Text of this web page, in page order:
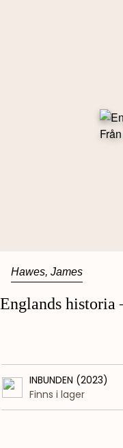
Hawes, James
Englands historia
INBUNDEN (2023)
Finns i lager